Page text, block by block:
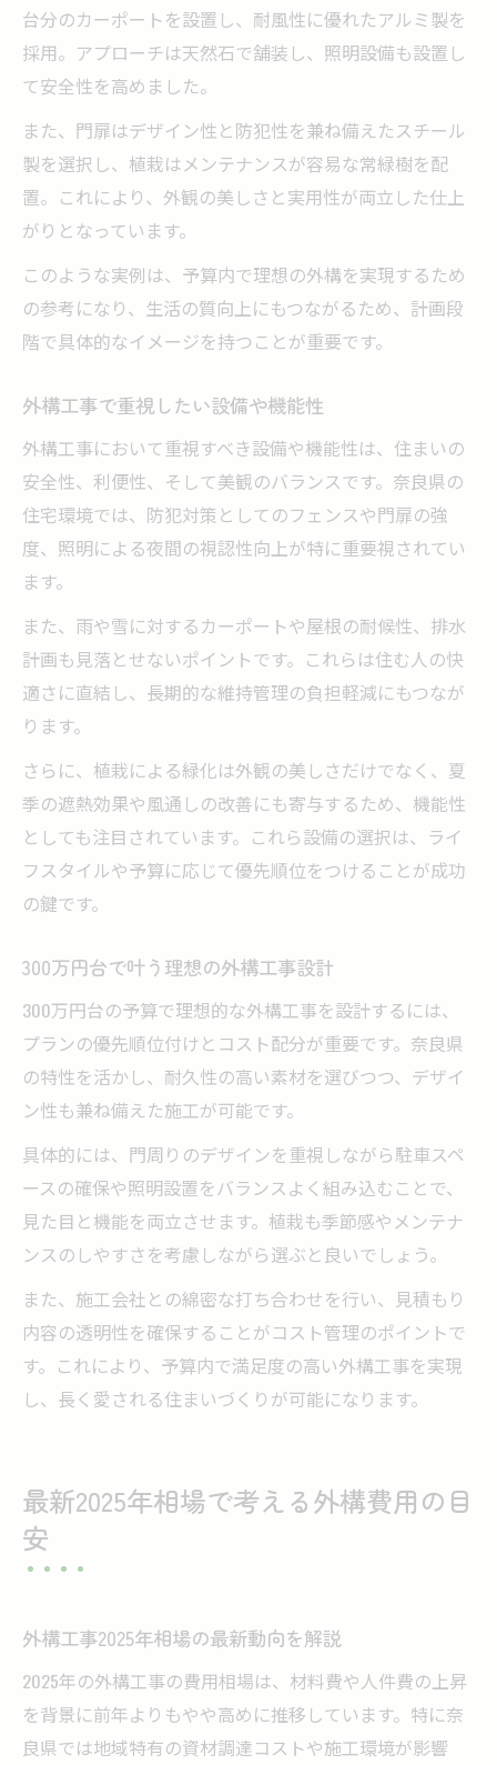
台分のカーポートを設置し、耐風性に優れたアルミ製を
採用。アプローチは天然石で舗装し、照明設備も設置し
て安全性を高めました。
また、門扉はデザイン性と防犯性を兼ね備えたスチール
製を選択し、植栽はメンテナンスが容易な常緑樹を配
置。これにより、外観の美しさと実用性が両立した仕上
がりとなっています。
このような実例は、予算内で理想の外構を実現するため
の参考になり、生活の質向上にもつながるため、計画段
階で具体的なイメージを持つことが重要です。
外構工事で重視したい設備や機能性
外構工事において重視すべき設備や機能性は、住まいの
安全性、利便性、そして美観のバランスです。奈良県の
住宅環境では、防犯対策としてのフェンスや門扉の強
度、照明による夜間の視認性向上が特に重要視されてい
ます。
また、雨や雪に対するカーポートや屋根の耐候性、排水
計画も見落とせないポイントです。これらは住む人の快
適さに直結し、長期的な維持管理の負担軽減にもつなが
ります。
さらに、植栽による緑化は外観の美しさだけでなく、夏
季の遮熱効果や風通しの改善にも寄与するため、機能性
としても注目されています。これら設備の選択は、ライ
フスタイルや予算に応じて優先順位をつけることが成功
の鍵です。
300万円台で叶う理想の外構工事設計
300万円台の予算で理想的な外構工事を設計するには、
プランの優先順位付けとコスト配分が重要です。奈良県
の特性を活かし、耐久性の高い素材を選びつつ、デザイ
ン性も兼ね備えた施工が可能です。
具体的には、門周りのデザインを重視しながら駐車スペ
ースの確保や照明設置をバランスよく組み込むことで、
見た目と機能を両立させます。植栽も季節感やメンテナ
ンスのしやすさを考慮しながら選ぶと良いでしょう。
また、施工会社との綿密な打ち合わせを行い、見積もり
内容の透明性を確保することがコスト管理のポイントで
す。これにより、予算内で満足度の高い外構工事を実現
し、長く愛される住まいづくりが可能になります。
最新2025年相場で考える外構費用の目
安
外構工事2025年相場の最新動向を解説
2025年の外構工事の費用相場は、材料費や人件費の上昇
を背景に前年よりもやや高めに推移しています。特に奈
良県では地域特有の資材調達コストや施工環境が影響